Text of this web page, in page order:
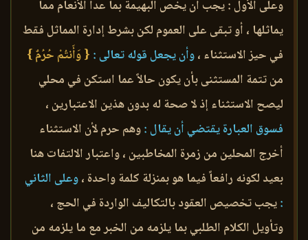
وعلى الأول : يجب أن يخص البهيمة بما عدا الأنعام مما
يماثلها ، أو تبقى على العموم لكن بشرط إدارة المماثل فقط
في حيز الاستثناء ،وأن يجعل قوله تعالى : { وَأَنتُمْ حُرُمٌ }
من تتمة المستثنى بأن يكون حالاً عما استكن في محلي
ليصح الاستثناء إذ لا صحة له بدون هذين الاعتبارين ،
فسوق العبارة يقتضي أن يقال :وهم حرم لأن الاستثناء
أخرج المحلين من زمرة المخاطبين ، واعتبار الالتفات هنا
بعيد لكونه رافعاً فيما هو بمنزلة كلمة واحدة ،وعلى الثاني
:يجب تخصيص العقود بالتكاليف الواردة في الحج ،
وتأويل الكلام الطلبي بما يلزمه من الخبر مع ما يلزمه من